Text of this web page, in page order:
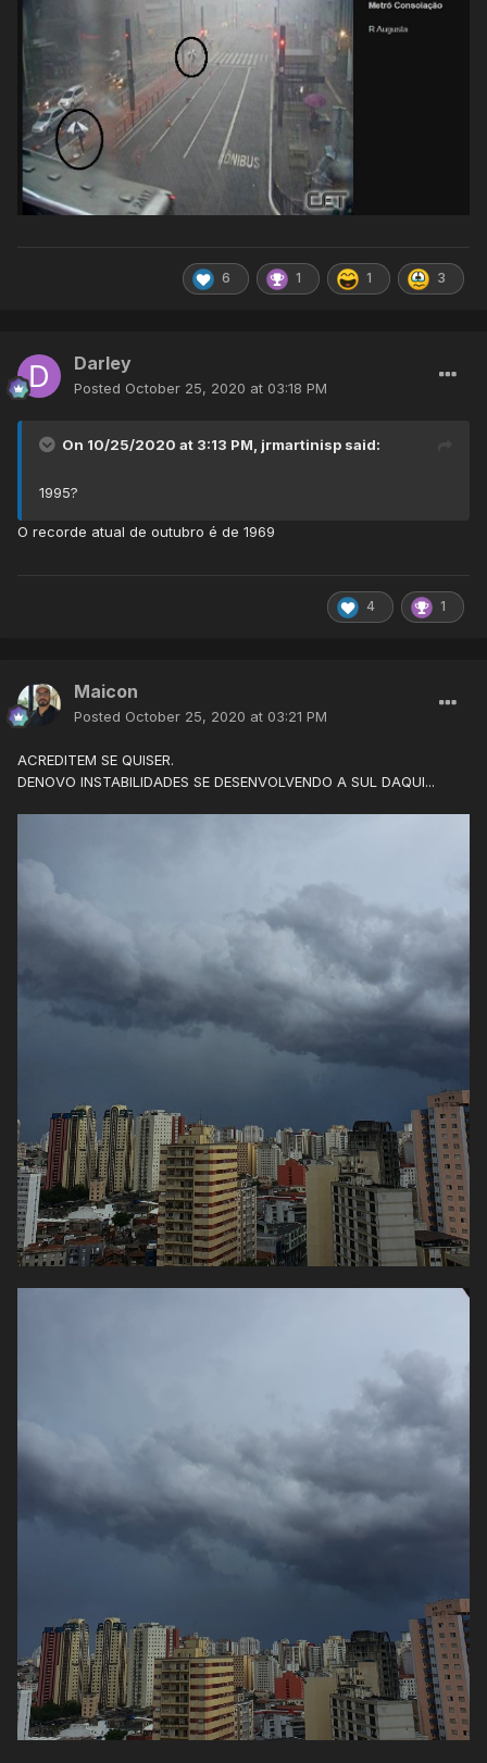
6 1 1 3
Darley
Posted October 25, 2020 at 03:18 PM
On 10/25/2020 at 3:13 PM, jrmartinisp said:
1995?
O recorde atual de outubro é de 1969
4 1
Maicon
Posted October 25, 2020 at 03:21 PM
ACREDITEM SE QUISER.
DENOVO INSTABILIDADES SE DESENVOLVENDO A SUL DAQUI...